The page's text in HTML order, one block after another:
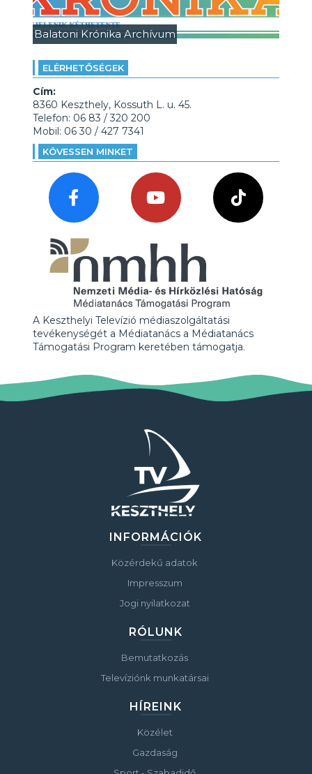
Balatoni Krónika Archívum
ELÉRHETŐSÉGEK
Cím:
8360 Keszthely, Kossuth L. u. 45.
Telefon: 06 83 / 320 200
Mobil: 06 30 / 427 7341
KÖVESSEN MINKET
A Keszthelyi Televízió médiaszolgáltatási
tevékenységét a Médiatanács a Médiatanács
Támogatási Program keretében támogatja.
INFORMÁCIÓK
Közérdekű adatok
Impresszum
Jogi nyilatkozat
RÓLUNK
Bemutatkozás
Televíziónk munkatársai
HÍREINK
Közélet
Gazdaság